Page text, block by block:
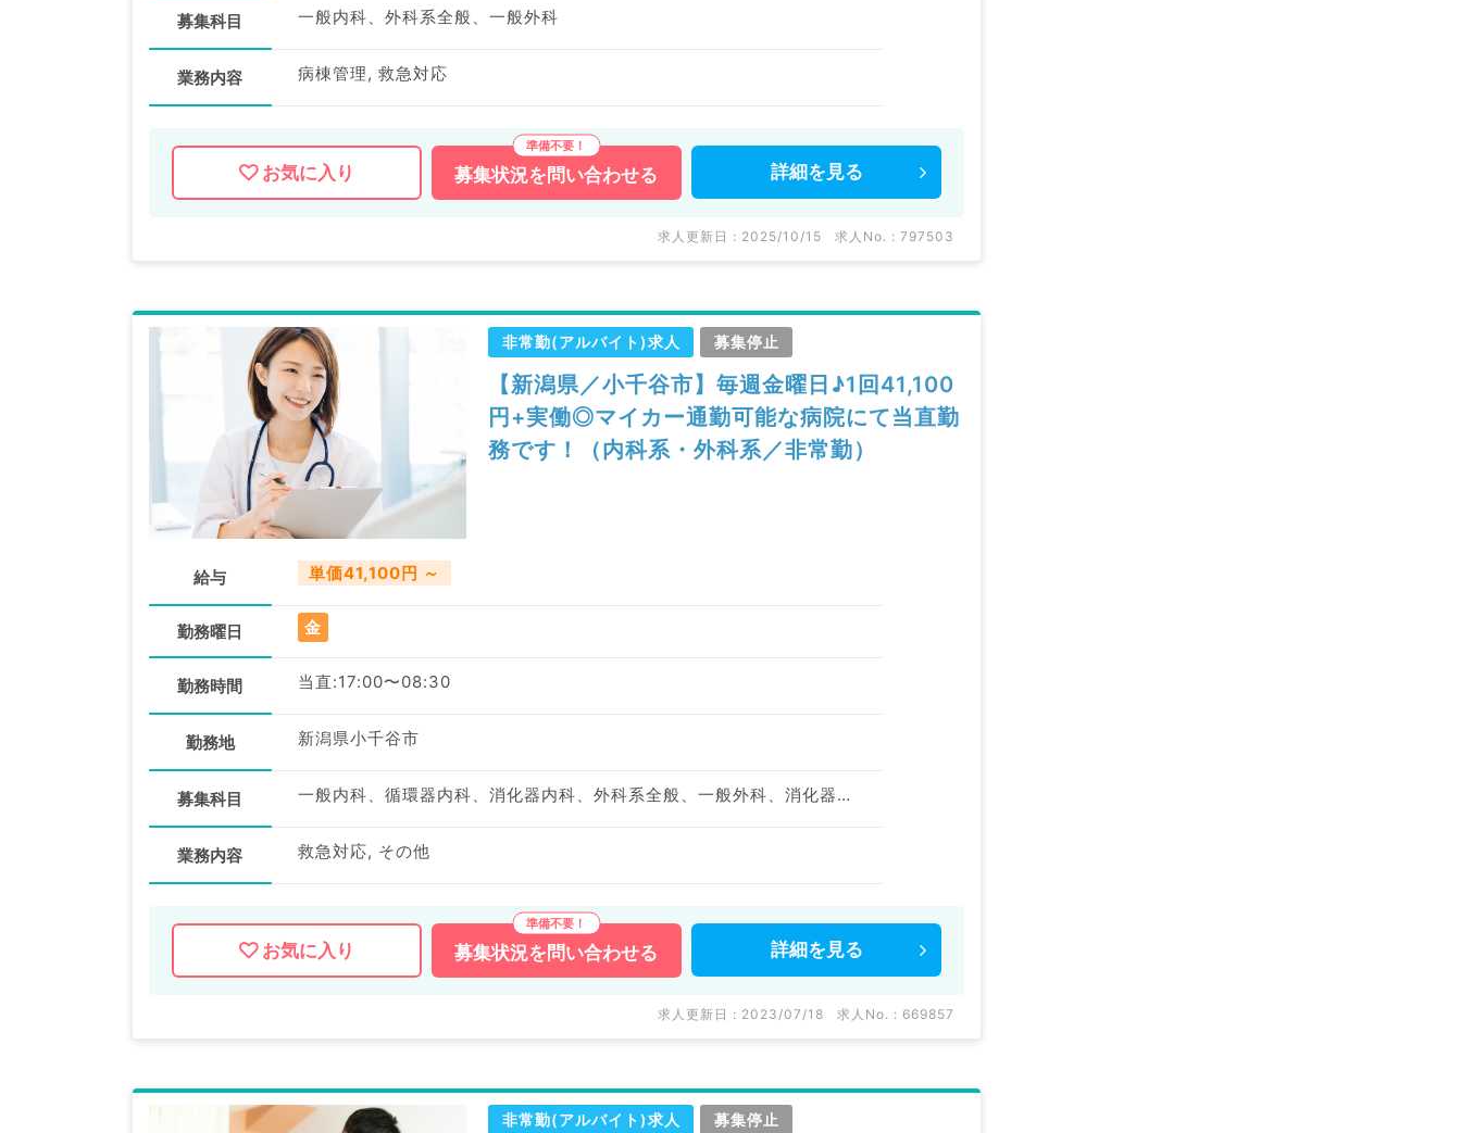
募集科目 一般内科、外科系全般、一般外科
業務内容 病棟管理, 救急対応
お気に入り 募集状況を 問い合わせる 詳細を 見る
求人更新日 : 2025/10/15 求人No. : 797503
非常勤(アルバイト)求人 募集停止
【新潟県／小千谷市】毎週金曜日♪1回41,100
円+実働◎マイカー通勤可能な病院にて当直勤
務です！（内科系・外科系／非常勤）
給与 単価41,100円 ～
勤務曜日 金
勤務時間 当直:17:00〜08:30
勤務地 新潟県小千谷市
募集科目 一般内科、循環器内科、消化器内科、外科系全般、一般外科、消化器外科
業務内容 救急対応, その他
お気に入り 募集状況を 問い合わせる 詳細を 見る
求人更新日 : 2023/07/18 求人No. : 669857
非常勤(アルバイト)求人 募集停止